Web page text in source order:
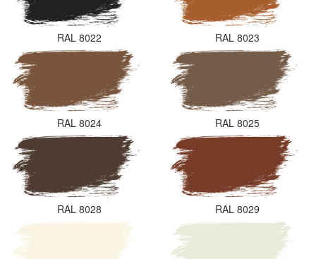
RAL 8022 RAL 8023
RAL 8024 RAL 8025
RAL 8028 RAL 8029